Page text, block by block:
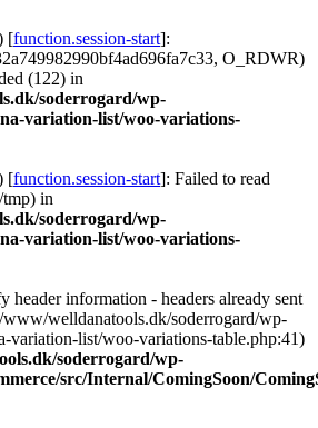
[function.session-start]:
O_RDWR)
(122) in
soderrogard/wp-
variation-list/woo-variations-
[function.session-start]: Failed to read
tmp) in
soderrogard/wp-
variation-list/woo-variations-
header information - headers already sent
www/welldanatools.dk/soderrogard/wp-
variation-list/woo-variations-table.php:41)
soderrogard/wp-
src/Internal/ComingSoon/